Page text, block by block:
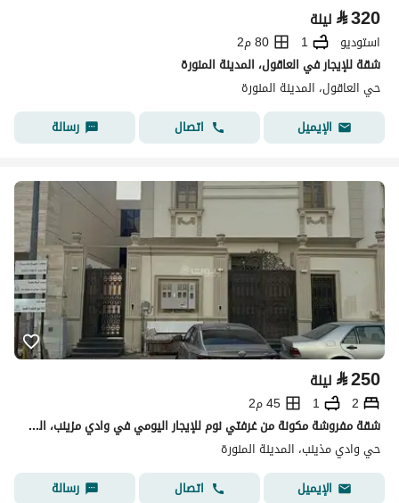
⃁320 ليلة
استوديو 1
80 م2
شقة للإيجار في العاقول، المدينة المنورة
حي العاقول، المدينة المنورة
الإيميل
اتصال رسالة
⃁250 ليلة
2
1
45 م2
شقة مفروشة مكونة من غرفتي نوم للإيجار اليومي في وادي مزينب، المدينة المنورة
حي وادي مذينب، المدينة المنورة
الإيميل
اتصال رسالة